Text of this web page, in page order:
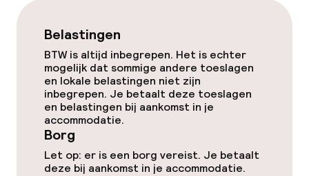
Eet- en drinkdiensten
Ontbijtbuffet
Lunch à la carte
Lunch, vast menu
Diner à la carte
Belastingen
BTW is altijd inbegrepen. Het is echter
mogelijk dat sommige andere toeslagen
en lokale belastingen niet zijn
inbegrepen. Je betaalt deze toeslagen
en belastingen bij aankomst in je
accommodatie.
Borg
Let op: er is een borg vereist. Je betaalt
deze bij aankomst in je accommodatie.